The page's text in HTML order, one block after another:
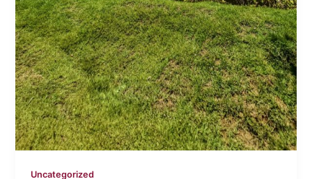
Uncategorized